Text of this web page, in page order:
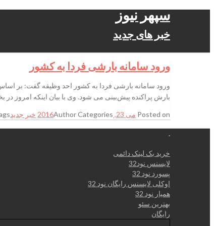
سپهر نیوز
خبر های جدید
ورود سامانه بارشی فردا به کشور
بارش پراکنده پیش‌بینی می شود. وی با بیان اینکه امروز
Posted on می 23, 2016 AuthorCategories خبر جدید
.
خرید بک لینک دائمی
لایسنس نود32
پسورد نود 32
اوکلی لایسنس رایگان نود 32
همیار نود 32
بهترین سئو
رایگان